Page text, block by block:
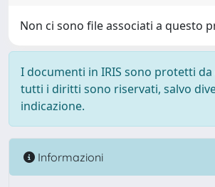
Non ci sono file associati a questo
I documenti in IRIS sono protetti
tutti i diritti sono riservati, salvo
indicazione.
Informazioni